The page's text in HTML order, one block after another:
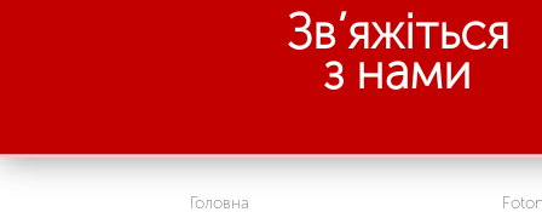
Зв’яжіться
з нами
Головна